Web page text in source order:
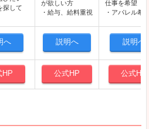
探して
が欲しい方
・給与、給料重視
仕事を希望
・アパレル希
へ 説明へ 説明へ
HP 公式HP 公式HP